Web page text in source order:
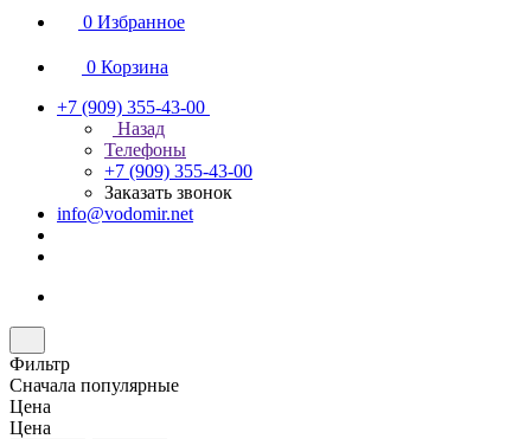
0 Избранное
0 Корзина
+7 (909) 355-43-00
Назад
Телефоны
+7 (909) 355-43-00
Заказать звонок
info@vodomir.net
Фильтр
Сначала популярные
Цена
Цена